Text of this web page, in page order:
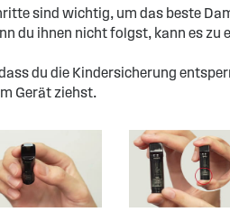
sind wichtig, um das beste
du ihnen nicht folgst, kann es zu
du die Kindersicherung
Gerät ziehst.